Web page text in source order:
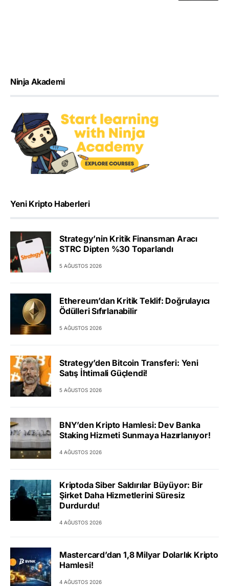
Ninja Akademi
Yeni Kripto Haberleri
Strategy’nin Kritik Finansman Aracı
STRC Dipten %30 Toparlandı
5 AĞUSTOS 2026
Ethereum’dan Kritik Teklif: Doğrulayıcı
Ödülleri Sıfırlanabilir
5 AĞUSTOS 2026
Strategy’den Bitcoin Transferi: Yeni
Satış İhtimali Güçlendi!
5 AĞUSTOS 2026
BNY’den Kripto Hamlesi: Dev Banka
Staking Hizmeti Sunmaya Hazırlanıyor!
4 AĞUSTOS 2026
Kriptoda Siber Saldırılar Büyüyor: Bir
Şirket Daha Hizmetlerini Süresiz
Durdurdu!
4 AĞUSTOS 2026
Mastercard’dan 1,8 Milyar Dolarlık Kripto
Hamlesi!
4 AĞUSTOS 2026